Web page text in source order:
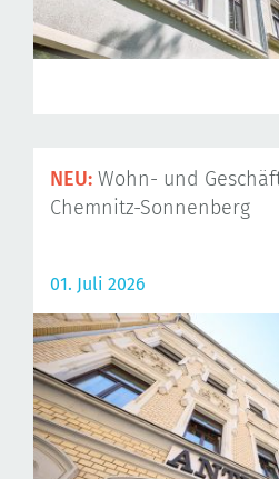
NEU: Wohn- und
Chemnitz-Sonnenberg
01. Juli 2026